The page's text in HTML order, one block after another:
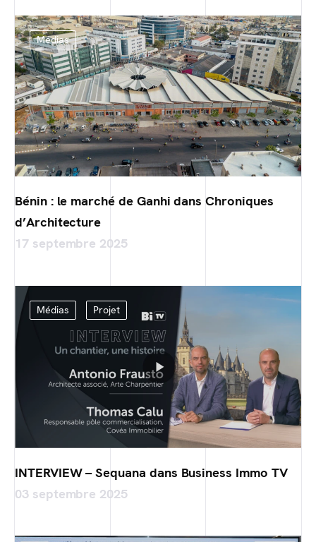
Médias
Bénin : le marché de Ganhi dans Chroniques
d’Architecture
17 septembre 2025
Médias Projet
INTERVIEW – Sequana dans Business Immo TV
03 septembre 2025